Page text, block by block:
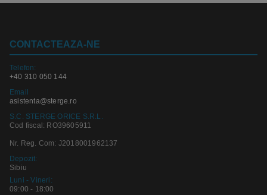
CONTACTEAZA-NE
Telefon:
+40 310 050 144
Email
asistenta@sterge.ro
S.C. STERGE ORICE S.R.L.
Cod fiscal: RO39605911
Nr. Reg. Com: J2018001962137
Depozit:
Sibiu
Luni - Vineri:
09:00 - 18:00